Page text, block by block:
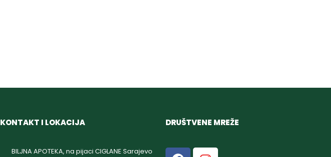
KONTAKT I LOKACIJA
BILJNA APOTEKA, na pijaci CIGLANE Sarajevo
DRUŠTVENE MREŽE